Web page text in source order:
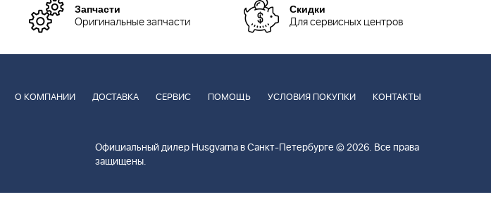
Запчасти
Оригинальные запчасти
Скидки
Для сервисных центров
О КОМПАНИИ ДОСТАВКА СЕРВИС ПОМОЩЬ УСЛОВИЯ ПОКУПКИ КОНТАКТЫ
Официальный дилер Husgvarna в Санкт-Петербурге © 2026. Все права
защищены.